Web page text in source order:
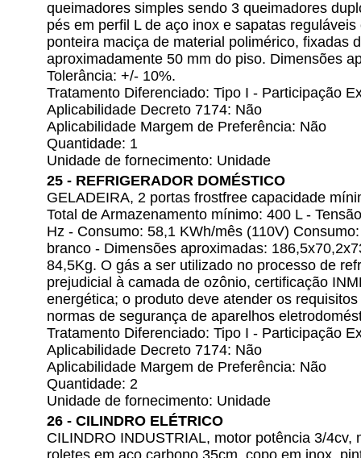
queimadores simples sendo 3 queimadores
pés em perfil L de aço inox e sapatas
ponteira maciça de material polimérico, fixadas
aproximadamente 50 mm do piso. Dimensões
Tolerância: +/- 10%.
Tratamento Diferenciado: Tipo I - Participação
Aplicabilidade Decreto 7174: Não
Aplicabilidade Margem de Preferência: Não
Quantidade: 1
Unidade de fornecimento: Unidade
25 - REFRIGERADOR DOMÉSTICO
GELADEIRA, 2 portas frostfree capacidade
Total de Armazenamento mínimo: 400 L -
Hz - Consumo: 58,1 KWh/mês (110V)
branco - Dimensões aproximadas:
84,5Kg. O gás a ser utilizado no processo de
prejudicial à camada de ozônio, certificação
energética; o produto deve atender os
normas de segurança de aparelhos
Tratamento Diferenciado: Tipo I - Participação
Aplicabilidade Decreto 7174: Não
Aplicabilidade Margem de Preferência: Não
Quantidade: 2
Unidade de fornecimento: Unidade
26 - CILINDRO ELÉTRICO
CILINDRO INDUSTRIAL, motor potência 3/4cv,
roletes em aço carbono 35cm, copo em inox,